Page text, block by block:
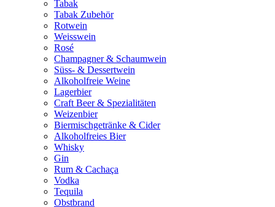
Tabak
Tabak Zubehör
Rotwein
Weisswein
Rosé
Champagner & Schaumwein
Süss- & Dessertwein
Alkoholfreie Weine
Lagerbier
Craft Beer & Spezialitäten
Weizenbier
Biermischgetränke & Cider
Alkoholfreies Bier
Whisky
Gin
Rum & Cachaça
Vodka
Tequila
Obstbrand